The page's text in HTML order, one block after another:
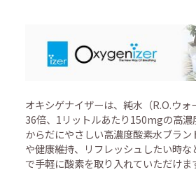
オキシゲナイザーは、純水（R.O.ウ
36倍、1リットルあたり150mgの高濃
からだにやさしい高濃度酸素水ブラン
や健康維持、リフレッシュしたい時な
で手軽に酸素を取り入れていただけま